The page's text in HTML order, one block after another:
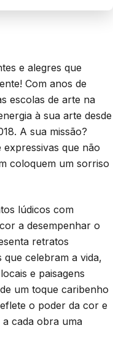
e alegres que
Com anos de
escolas de arte na
à sua arte desde
A sua missão?
que não
coloquem um sorriso
lúdicos com
a desempenhar o
retratos
celebram a vida,
e paisagens
um toque caribenho
o poder da cor e
cada obra uma